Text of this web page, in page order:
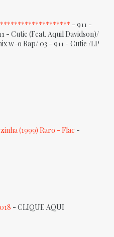
- 911 -
- Cutie (Feat. Aquil Davidson)/
w-o Rap/ 03 - 911 - Cutie /LP
(1999) Raro - Flac -
- CLIQUE AQUI